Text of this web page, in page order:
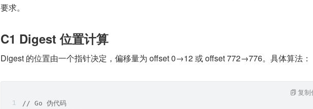
要求。
C1 Digest 位置计算
Digest 的位置由一个指针决定，偏移量为 offset 0→12 或 offset 772→776。具体算法：
// Go 伪代码
复制